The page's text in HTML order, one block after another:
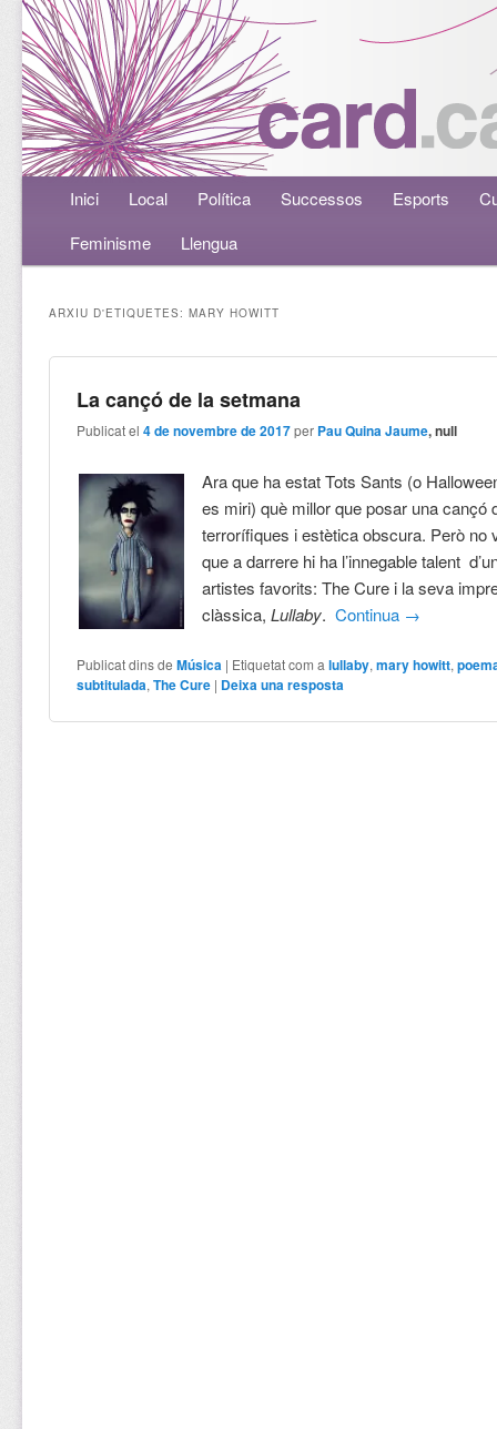
Menú principalAneu al contingut principal
Aneu al contingut secundari
Inici Local Política Successos Esports
Feminisme
Llengua
ARXIU D'ETIQUETES:MARY HOWITT
La cançó de la setmana
Publicat el4 de novembre de 2017 per Pau Quina Jaume, null
Ara que ha estat Tots Sants (o
es miri) què millor que posar una cançó
terrorífiques i estètica obscura. Però no
que a darrere hi ha l’innegable talent
artistes favorits: The Cure i la seva
clàssica,Lullaby.Continua →
Publicat dins de Música | Etiquetat com a lullaby,mary howitt,
subtitulada,The Cure | Deixa una resposta